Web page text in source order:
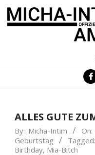
Skip
MICHA-
INTIM
´S
Navigation
ALLES GUTE
By: Micha-Intim On:
Geburtstag
Tagged:
Birthday, Mia-Bitch